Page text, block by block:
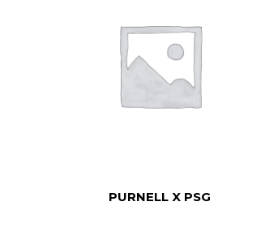
PURNELL X PSG